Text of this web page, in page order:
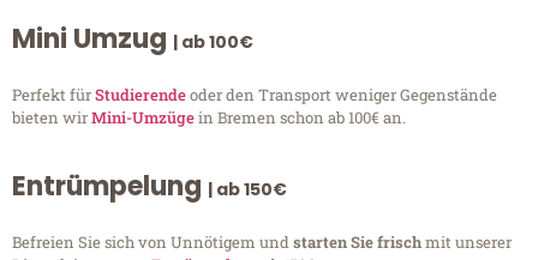
Mini Umzug | ab 100€
Perfekt fürStudierendeoder den Transport weniger Gegenstände
bieten wirMini-Umzügein Bremen schon ab 100€ an.
Entrümpelung | ab 150€
Befreien Sie sich von Unnötigem undstarten Sie frischmit unserer